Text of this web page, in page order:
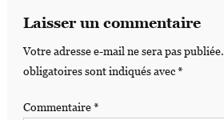
Laisser un commentaire
Votre adresse e-mail ne sera pas publiée.
obligatoires sont indiqués avec*
Commentaire*